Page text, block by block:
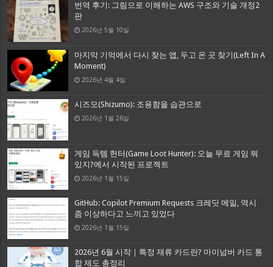
번역 후기: 그림으로 이해하는 AWS 구조와 기술 개정2
판
2026년 5월 10일
마지막 기억에서 다시 찾는 앱, 두고 온 곳 찾기(Left In A
Moment)
2026년 4월 4일
시즈모(Shizumo): 조용함을 습관으로
2026년 1월 26일
게임 득템 헌터(Game Loot Hunter): 오늘 무료 게임 뭐
있지?에서 시작된 프로젝트
2026년 1월 15일
GitHub: Copilot Premium Requests 크레딧 메일, 역시
좀 이상하다고 느끼고 있었다
2026년 1월 15일
2026년 6월 시작｜특정 재류 카드란? 마이넘버 카드 통
합 제도 총정리